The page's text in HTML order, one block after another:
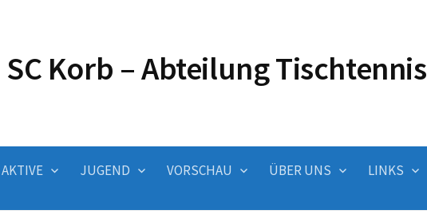
SC Korb – Abteilung Tischtennis
AKTIVE JUGEND VORSCHAU ÜBER UNS LINKS